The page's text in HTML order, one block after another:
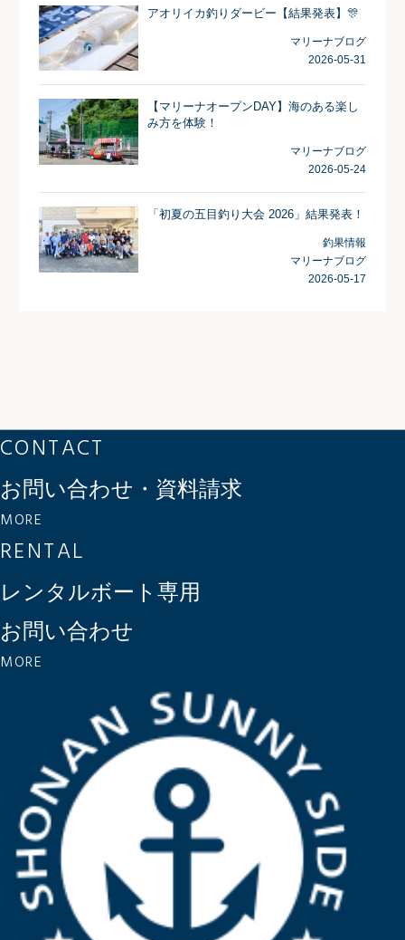
アオリイカ釣りダービー【結果発表】🎊
マリーナブログ
2026-05-31
【マリーナオープンDAY】海のある楽し
み方を体験！
マリーナブログ
2026-05-24
「初夏の五目釣り大会 2026」結果発表！
釣果情報
マリーナブログ
2026-05-17
CONTACT
お問い合わせ・資料請求
MORE
RENTAL
レンタルボート専用
お問い合わせ
MORE